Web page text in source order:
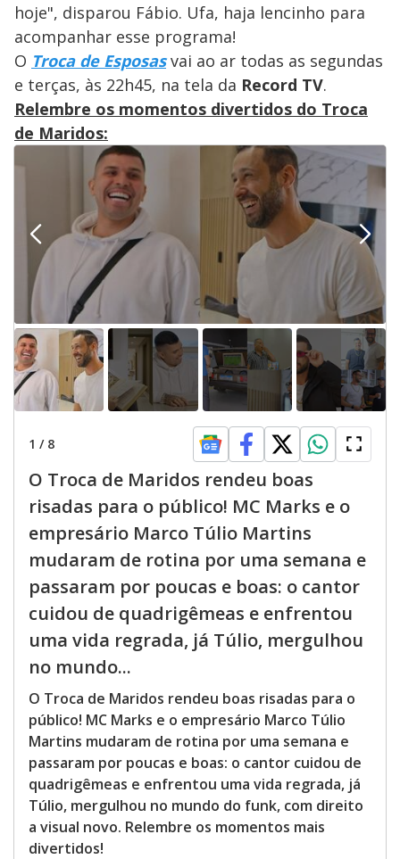
hoje", disparou Fábio. Ufa, haja lencinho para
acompanhar esse programa!
O Troca de Esposasvai ao ar todas as segundas
e terças, às 22h45, na tela da Record TV.
Relembre os momentos divertidos do Troca
de Maridos:
1 / 8
O Troca de Maridos rendeu boas
risadas para o público! MC Marks e o
empresário Marco Túlio Martins
mudaram de rotina por uma semana e
passaram por poucas e boas: o cantor
cuidou de quadrigêmeas e enfrentou
uma vida regrada, já Túlio, mergulhou
no mundo...
O Troca de Maridos rendeu boas risadas para o
público! MC Marks e o empresário Marco Túlio
Martins mudaram de rotina por uma semana e
passaram por poucas e boas: o cantor cuidou de
quadrigêmeas e enfrentou uma vida regrada, já
Túlio, mergulhou no mundo do funk, com direito
a visual novo. Relembre os momentos mais
divertidos!